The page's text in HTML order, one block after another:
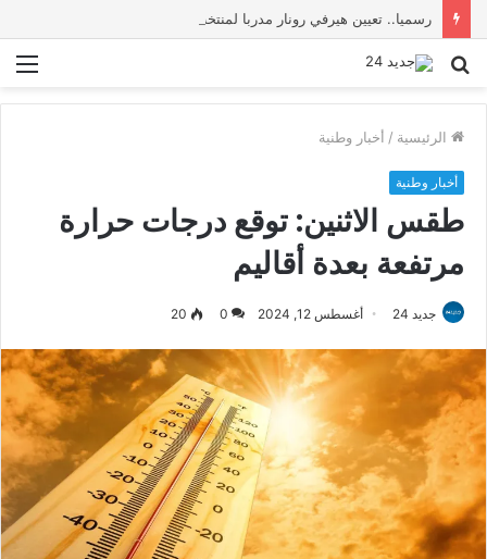
رسميا.. تعيين هيرفي رونار مدربا لمنتخب كوت ديفوار
بحث
الرئيسية / أخبار وطنية
أخبار وطنية
طقس الاثنين: توقع درجات حرارة
مرتفعة بعدة أقاليم
جديد 24 أغسطس 12, 2024 0
20